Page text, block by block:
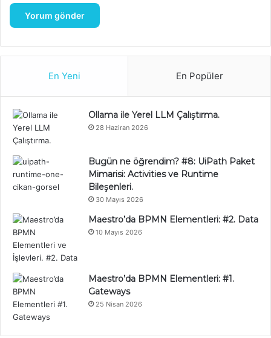
En Yeni En Popüler
Ollama ile Yerel LLM Çalıştırma.
28 Haziran 2026
Bugün ne öğrendim? #8: UiPath Paket
Mimarisi: Activities ve Runtime
Bileşenleri.
30 Mayıs 2026
Maestro’da BPMN Elementleri: #2. Data
10 Mayıs 2026
Maestro’da BPMN Elementleri: #1.
Gateways
25 Nisan 2026